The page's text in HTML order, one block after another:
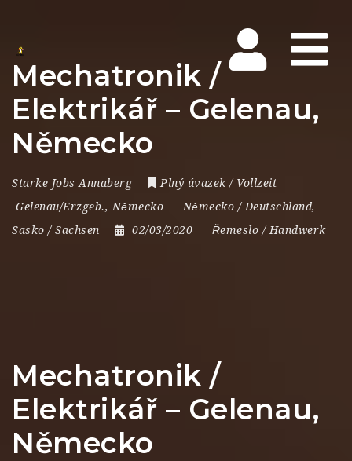
Mechatronik /
Elektrikář – Gelenau,
Německo
Starke Jobs Annaberg
Plný úvazek / Vollzeit
Gelenau/Erzgeb., Německo Německo / Deutschland,
Sasko / Sachsen
02/03/2020 Řemeslo / Handwerk
Mechatronik /
Elektrikář – Gelenau,
Německo